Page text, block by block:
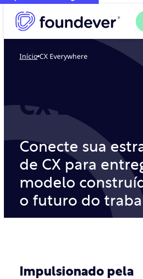
Início CX Everywhere
CX
Conecte sua
de CX para
modelo
o futuro do
Impulsionado pela